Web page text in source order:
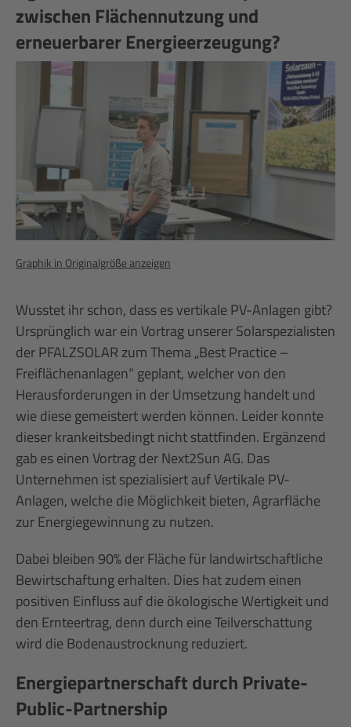
zwischen Flächennutzung und
erneuerbarer Energieerzeugung?
Graphik in Originalgröße anzeigen
Wusstet ihr schon, dass es vertikale PV-Anlagen gibt?
Ursprünglich war ein Vortrag unserer Solarspezialisten
der PFALZSOLAR zum Thema „Best Practice –
Freiflächenanlagen“ geplant, welcher von den
Herausforderungen in der Umsetzung handelt und
wie diese gemeistert werden können. Leider konnte
dieser krankeitsbedingt nicht stattfinden. Ergänzend
gab es einen Vortrag der Next2Sun AG. Das
Unternehmen ist spezialisiert auf Vertikale PV-
Anlagen, welche die Möglichkeit bieten, Agrarfläche
zur Energiegewinnung zu nutzen.
Dabei bleiben 90% der Fläche für landwirtschaftliche
Bewirtschaftung erhalten. Dies hat zudem einen
positiven Einfluss auf die ökologische Wertigkeit und
den Ernteertrag, denn durch eine Teilverschattung
wird die Bodenaustrocknung reduziert.
Energiepartnerschaft durch Private-
Public-Partnership